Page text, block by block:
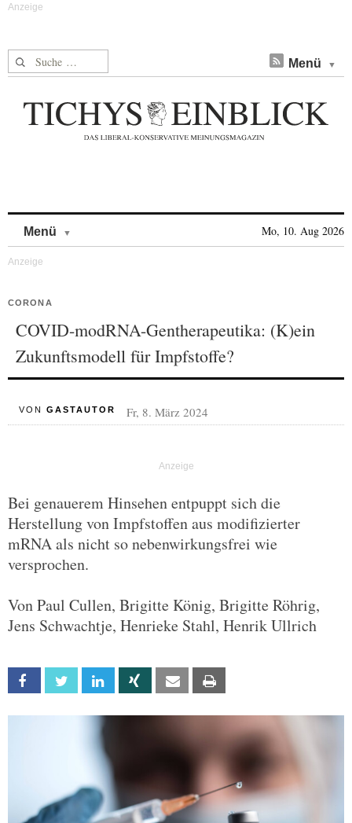
Suche nach: Menü
Menü Mo, 10. Aug 2026
CORONA
COVID-modRNA-Gentherapeutika: (K)ein
Zukunftsmodell für Impfstoffe?
VON GASTAUTOR Fr, 8. März 2024
Bei genauerem Hinsehen entpuppt sich die
Herstellung von Impfstoffen aus modifizierter
mRNA als nicht so nebenwirkungsfrei wie
versprochen.
Von Paul Cullen, Brigitte König, Brigitte Röhrig,
Jens Schwachtje, Henrieke Stahl, Henrik Ullrich
Facebook Twitter Linkedin Xing Email